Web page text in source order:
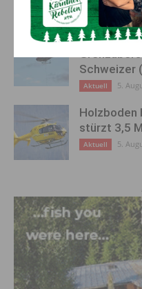
Aktuell
Schweizer
Aktuell 5.
Holzboden
stürzt 3,5
Aktuell 5.